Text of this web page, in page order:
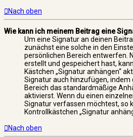
Nach oben
Wie kann ich meinem Beitrag eine
Um eine Signatur an deinen
zunächst eine solche in den
persönlichen Bereich entwerfen.
erstellt und gespeichert hast,
Kästchen „Signatur anhängen“
Signatur auch hinzufügen, indem
Bereich das standardmäßige
aktivierst. Wenn du einen
Signatur verfassen möchtest, so
Kontrollkästchen „Signatur
Nach oben